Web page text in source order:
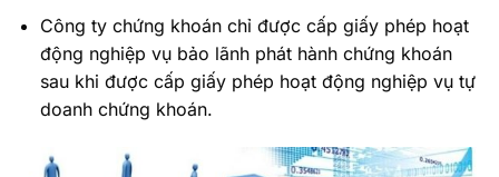
Công ty chứng khoán chỉ được cấp giấy phép hoạt
động nghiệp vụ bảo lãnh phát hành chứng khoán
sau khi được cấp giấy phép hoạt động nghiệp vụ tự
doanh chứng khoán.